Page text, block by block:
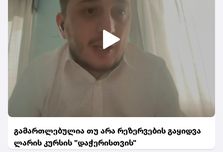
გამართლებულია თუ არა რეზერვების გაყიდვა
ლარის კურსის "დაჭერისთვის"